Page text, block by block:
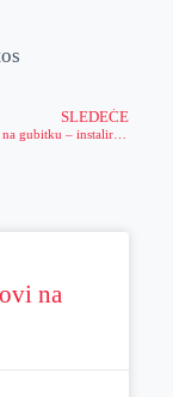
SLEDEĆE
na